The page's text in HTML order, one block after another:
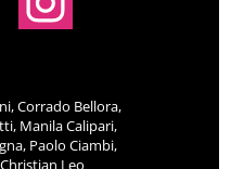
Corrado Bellora,
Manila Calipari,
Paolo Ciambi,
Leo